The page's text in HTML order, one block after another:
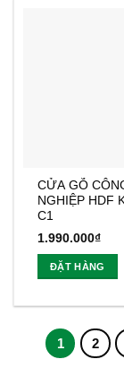
CỬA GỖ
NGHIỆP HDF
C1
1.990.000₫
ĐẶT HÀNG
1 2